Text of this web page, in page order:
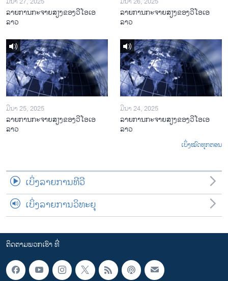
ລາຍການກະຈາຍສຽງຂອງວີໂອເອ
ລາວ
ລາຍການກະຈາຍສຽງຂອງວີໂອເອ
ລາວ
ມີນາ 25, 2025
ລາຍການກະຈາຍສຽງຂອງວີໂອເອ
ລາວ
ມີນາ 24, 2025
ລາຍການກະຈາຍສຽງຂອງວີໂອເອ
ລາວ
ເບິ່ງໝົດທຸກຕອນ
ເບິ່ງລາຍການທີວີ
ເບິ່ງລາຍການວິທະຍຸ
ຕິດຕາມພວກເຮົາ ທີ່